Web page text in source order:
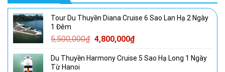
Tour Du Thuyền Diana Cruise 6 Sao Lan Hạ 2 Ngày
1 Đêm
5,500,000₫ Giá
là:
4,800,000₫Giá
tại
Du Thuyền Harmony Cruise 5 Sao Hạ Long 1 Ngày
Từ Hanoi